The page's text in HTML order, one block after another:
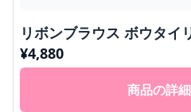
リボンブラウス ボウタイ
¥4,880
商品の詳